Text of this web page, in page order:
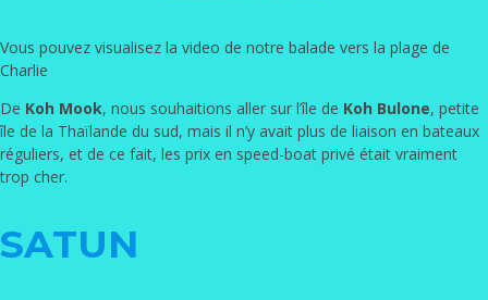
Vous pouvez visualisez la video de notre balade vers la plage de
Charlie
De Koh Mook, nous souhaitions aller sur l’île de Koh Bulone, petite
île de la Thaïlande du sud, mais il n’y avait plus de liaison en bateaux
réguliers, et de ce fait, les prix en speed-boat privé était vraiment
trop cher.
SATUN